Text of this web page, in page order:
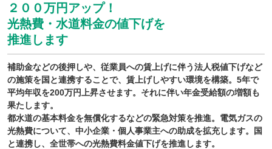
２００万円アップ！
光熱費・水道料金の値下げを
推進します
補助金などの後押しや、従業員への賃上げに伴う法人税値下げなど
の施策を国と連携することで、賃上げしやすい環境を構築。5年で
平均年収を200万円上昇させます。それに伴い年金受給額の増額も
果たします。
都水道の基本料金を無償化するなどの緊急対策を推進。電気ガスの
光熱費について、中小企業・個人事業主への助成を拡充します。国
と連携し、全世帯への光熱費料金値下げを推進します。